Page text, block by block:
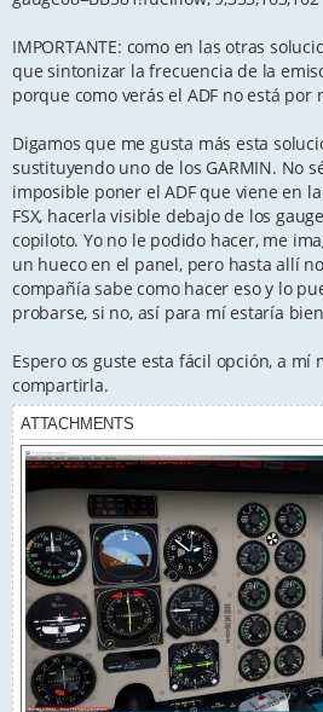
IMPORTANTE: como en las otras
que sintonizar la frecuencia de la
porque como verás el ADF no está por
Digamos que me gusta más esta
sustituyendo uno de los GARMIN. No
imposible poner el ADF que viene en
FSX, hacerla visible debajo de los
copiloto. Yo no le podido hacer, me
un hueco en el panel, pero hasta allí
compañía sabe como hacer eso y lo
probarse, si no, así para mí estaría
Espero os guste esta fácil opción, a mí
compartirla.
ATTACHMENTS